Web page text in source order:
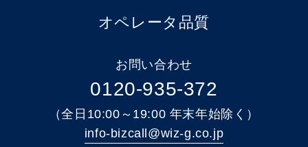
オペレータ品質
お問い合わせ
0120-935-372
（全日10:00～19:00 年末年始除く）
info-bizcall@wiz-g.co.jp